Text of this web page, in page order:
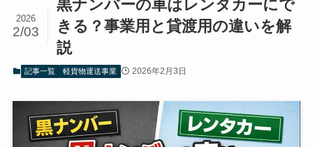
黒ナンバーの車はレンタカーにで
きる？事業用と貸渡用の違いを解
説
2026
2/03
記事一覧 軽貨物運送事業 2026年2月3日